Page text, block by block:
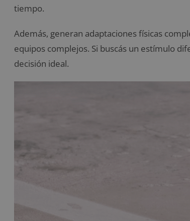
tiempo.
Además, generan adaptaciones físicas
equipos complejos. Si buscás un estímulo
decisión ideal.